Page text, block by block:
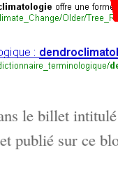
le billet
publié sur ce